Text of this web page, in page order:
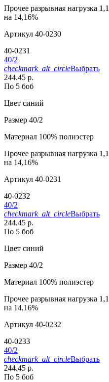
Прочее разрывная нагрузка
на 14,16%
Артикул 40-0230
40-0231
40/2
checkmark_alt_circleВыбрать
244.45 р.
По 5 боб
Цвет синий
Размер 40/2
Материал 100% полиэстер
Прочее разрывная нагрузка
на 14,16%
Артикул 40-0231
40-0232
40/2
checkmark_alt_circleВыбрать
244.45 р.
По 5 боб
Цвет синий
Размер 40/2
Материал 100% полиэстер
Прочее разрывная нагрузка
на 14,16%
Артикул 40-0232
40-0233
40/2
checkmark_alt_circleВыбрать
244.45 р.
По 5 боб